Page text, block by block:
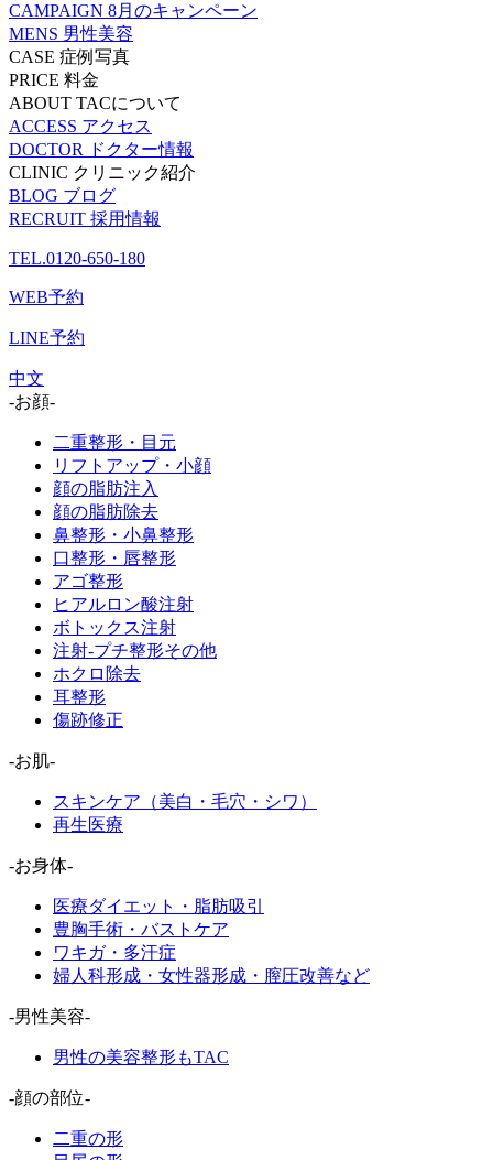
CAMPAIGN 8月のキャンペーン
MENS 男性美容
CASE 症例写真
PRICE 料金
ABOUT TACについて
ACCESS アクセス
DOCTOR
ドクター情報
CLINIC クリニック紹介
BLOG ブログ
RECRUIT 採用情報
TEL.0120-650-180
WEB予約
LINE予約
中文
-お顔-
二重整形・目元
リフトアップ・小顔
顔の脂肪注入
顔の脂肪除去
鼻整形・小鼻整形
口整形・唇整形
アゴ整形
ヒアルロン酸注射
ボトックス注射
注射-プチ整形その他
ホクロ除去
耳整形
傷跡修正
-お肌-
スキンケア（美白・毛穴・シワ）
再生医療
-お身体-
医療ダイエット・脂肪吸引
豊胸手術・バストケア
ワキガ・多汗症
婦人科形成・女性器形成・膣圧改善など
-男性美容-
男性の美容整形もTAC
-顔の部位-
二重の形